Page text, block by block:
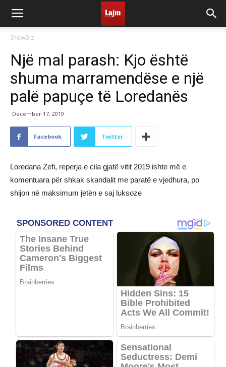
ShowBiz
Një mal parash: Kjo është
shuma marramendëse e një
palë papuçe të Loredanës
December 17, 2019
Facebook Twitter
Loredana Zefi, reperja e cila gjatë vitit 2019 ishte më e
komentuara për shkak skandalit me paratë e vjedhura, po
shijon në maksimum jetën e saj luksoze